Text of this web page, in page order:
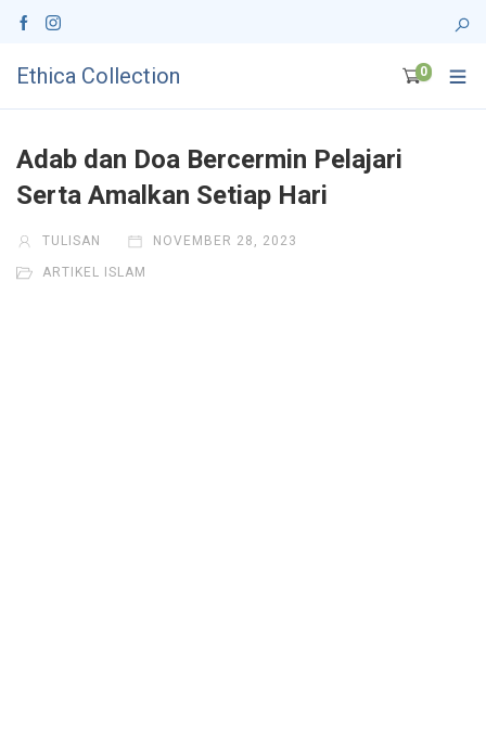
Ethica Collection 0
Adab dan Doa Bercermin Pelajari
Serta Amalkan Setiap Hari
TULISAN NOVEMBER 28, 2023
ARTIKEL ISLAM